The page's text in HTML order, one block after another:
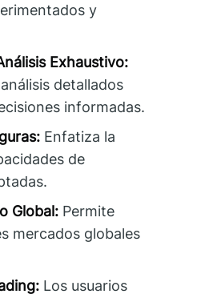
y
Exhaustivo:
detallados
informadas.
Enfatiza la
de
Global: Permite
mercados globales
Los usuarios